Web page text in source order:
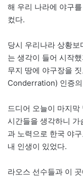
해 우리 나라에 야구
컸다.
당시 우리나라 상황
는 생각이 들어 시작
무지 땅에 야구장을
Conderration) 인증
드디어 오늘이 마지
시간들을 생각하니
과 노력으로 한국 야
내 인생이 있었다.
라오스 선수들과 이